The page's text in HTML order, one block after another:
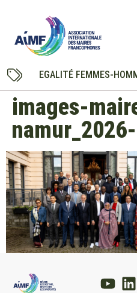
EGALITÉ FEMMES-
images-